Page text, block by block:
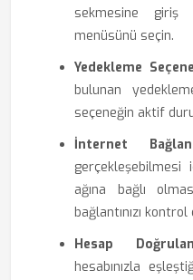
sekmesine
menüsünü seçin.
Yedekleme
bulunan
seçeneğin aktif
İnternet
gerçekleşebilmesi
ağına bağlı
bağlantınızı kontrol
Hesap
hesabınızla